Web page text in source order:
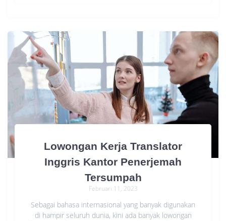
Lowongan Kerja Translator
Inggris Kantor Penerjemah
Tersumpah
Februari 11, 2023
Sebagai bahasa internasional yang banyak digunakan
di hampir seluruh dunia, kini ada banyak lowongan